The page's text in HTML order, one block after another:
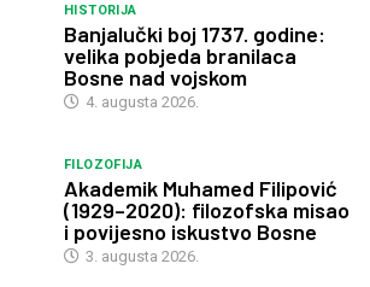
HISTORIJA
Banjalučki boj 1737. godine:
velika pobjeda branilaca
Bosne nad vojskom
4. augusta 2026.
FILOZOFIJA
Akademik Muhamed Filipović
(1929–2020): filozofska misao
i povijesno iskustvo Bosne
3. augusta 2026.